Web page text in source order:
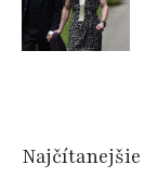
Najčítanejšie